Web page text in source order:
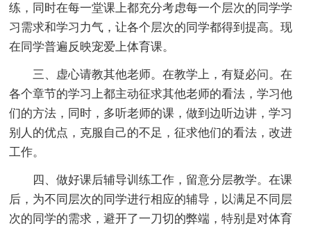
练，同时在每一堂课上都充分考虑每一个层次的同学学
习需求和学习力气，让各个层次的同学都得到提高。现
在同学普遍反映宠爱上体育课。
三、虚心请教其他老师。在教学上，有疑必问。在
各个章节的学习上都主动征求其他老师的看法，学习他
们的方法，同时，多听老师的课，做到边听边讲，学习
别人的优点，克服自己的不足，征求他们的看法，改进
工作。
四、做好课后辅导训练工作，留意分层教学。在课
后，为不同层次的同学进行相应的辅导，以满足不同层
次的同学的需求，避开了一刀切的弊端，特别是对体育